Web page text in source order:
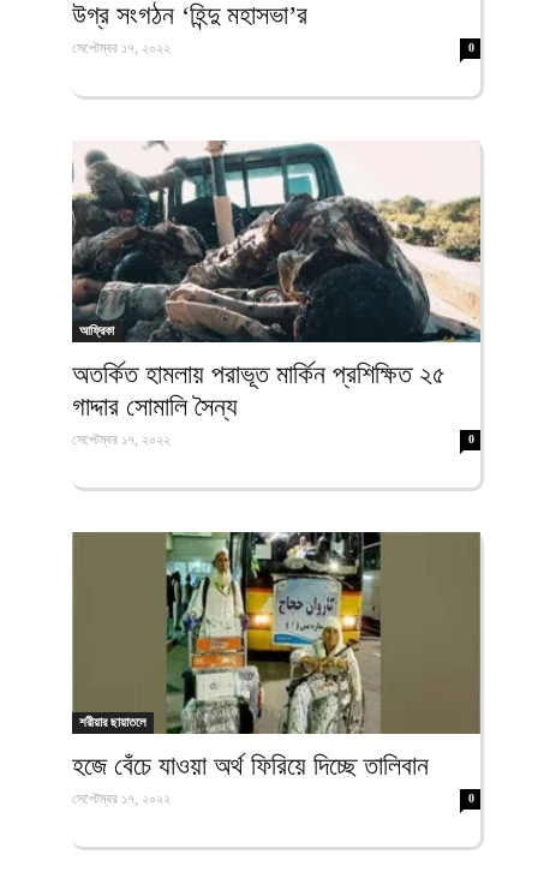
উগ্র সংগঠন ‘হিন্দু মহাসভা’র
সেপ্টেম্বর ১৭, ২০২২ 0
আফ্রিকা
অতর্কিত হামলায় পরাভূত মার্কিন প্রশিক্ষিত ২৫
গাদ্দার সোমালি সৈন্য
সেপ্টেম্বর ১৭, ২০২২ 0
শরীয়ার ছায়াতলে
হজে বেঁচে যাওয়া অর্থ ফিরিয়ে দিচ্ছে তালিবান
সেপ্টেম্বর ১৭, ২০২২ 0